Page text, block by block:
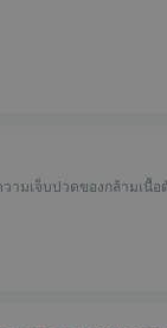
ามเจ็บปวดของกล้ามเนื้อ